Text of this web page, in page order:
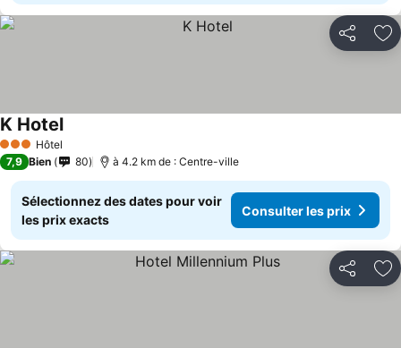
Partager
3 ÉtoilesHôtel
K Hotel
7,9 Bien 80 à 4.2 km de : Centre-ville
Sélectionnez des dates pour voir
les prix exacts
Consulter les prix
Partager